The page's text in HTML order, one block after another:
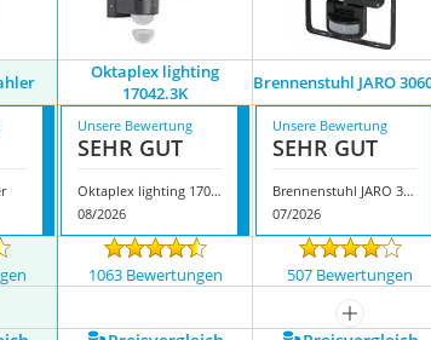
Oktaplex lighting
17042.3K
Brennenstuhl JARO
Unsere Bewertung
SEHR GUT
Oktaplex lighting 17042.3K
08/2026
Unsere Bewertung
SEHR GUT
Brennenstuhl JARO 3060 P
07/2026
1063 Bewertungen 507 Bewertungen
mehr